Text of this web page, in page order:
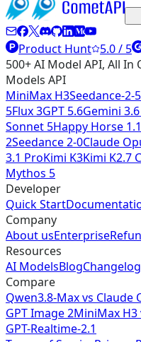
Product Hunt 5.0 / 5
500+ AI Model API, All In
Models API
MiniMax H3Seedance-2-5
5Flux 3GPT 5.6Gemini
Sonnet 5Happy Horse 1.1
2Seedance 2-0Claude
3.1 ProKimi K3Kimi K2.7
Mythos 5
Developer
Quick Start
Company
About usEnterprise
Resources
AI ModelsBlogChangelog
Compare
Qwen3.8-Max vs Claude
GPT Image 2MiniMax H3
GPT-Realtime-2.1